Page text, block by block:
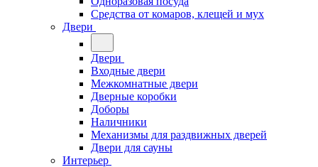
Средства от комаров, клещей и мух
Двери
Двери
Входные двери
Межкомнатные двери
Дверные коробки
Доборы
Наличники
Механизмы для раздвижных дверей
Двери для сауны
Интерьер